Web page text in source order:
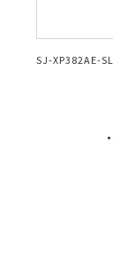
SJ-XP382AE-SL